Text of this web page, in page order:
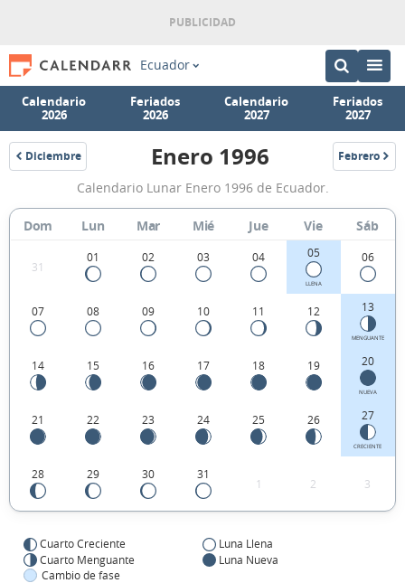
Ecuador
Calendario
2026
Feriados
2026
Calendario
2027
Feriados
2027
Diciembre
1995
Calendario
Lunar
Enero
1996
de
Ecuador.
Enero 1996 Febrero
1996
Calendario Lunar Enero 1996 de Ecuador.
Dom Lun Mar Mié Jue Vie Sáb
31
01 02 03 04 05
LLENA
06
07 08 09 10 11 12 13
MENGUANTE
14 15 16 17 18 19 20
NUEVA
21 22 23 24 25 26 27
CRECIENTE
28 29 30 31
1 2 3
Cuarto Creciente
Luna Llena
Cuarto Menguante
Luna Nueva
Cambio de fase